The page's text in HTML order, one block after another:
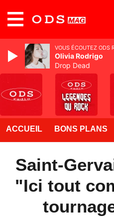
ACCUEIL BONS PLANS
Saint-
"Ici tout
VOUS ÉCOUTEZ ODS
Olivia Rodrigo
Drop Dead